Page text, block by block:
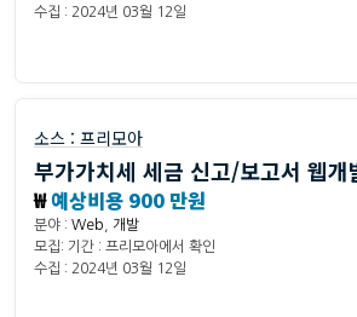
수집 : 2024년 03월 12일
소스 : 프리모아
부가가치세 세금 신고/보고서 웹
₩예상비용 900 만원
분야 : Web
개발
모집: 기간 : 프리모아에서 확인
수집 : 2024년 03월 12일